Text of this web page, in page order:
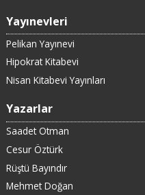
Yayınevleri
Pelikan Yayınevi
Hipokrat Kitabevi
Nisan Kitabevi Yayınları
Yazarlar
Saadet Otman
Cesur Öztürk
Rüştü Bayındır
Mehmet Doğan